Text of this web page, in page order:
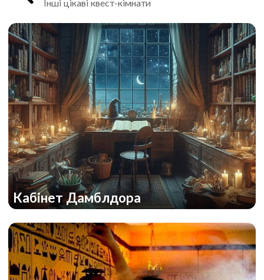
Інші цікаві квест-кімнати
Кабінет Дамблдора